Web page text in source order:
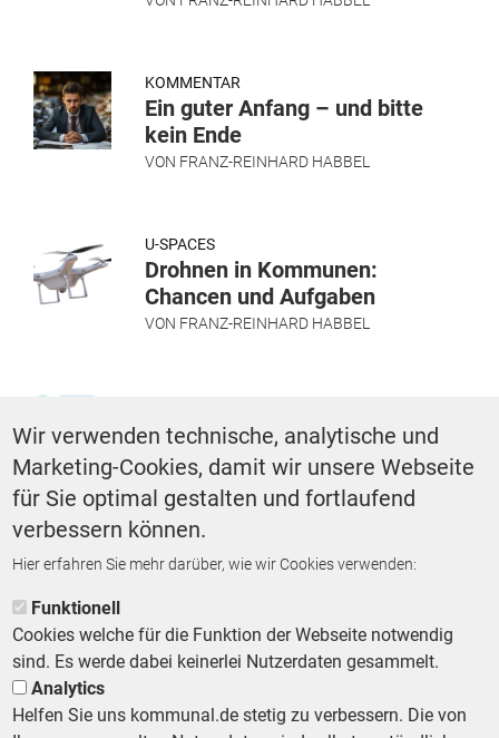
KOMMENTAR
Ein guter Anfang – und bitte
kein Ende
VON FRANZ-REINHARD HABBEL
U-SPACES
Drohnen in Kommunen:
Chancen und Aufgaben
VON FRANZ-REINHARD HABBEL
Digitale Beteiligung: Vom
Aushang zum Klick
VONFRANZ-REINHARD HABBEL
Seitennummerierung
1 2 3 4 5 6 7 8
Footer First Navigation
Wir verwenden technische, analytische und
Marketing-Cookies, damit wir unsere Webseite
für Sie optimal gestalten und fortlaufend
verbessern können.
Hier erfahren Sie mehr darüber, wie wir Cookies verwenden:
Funktionell
Cookies welche für die Funktion der Webseite notwendig
sind. Es werde dabei keinerlei Nutzerdaten gesammelt.
Analytics
Helfen Sie uns kommunal.de stetig zu verbessern. Die von